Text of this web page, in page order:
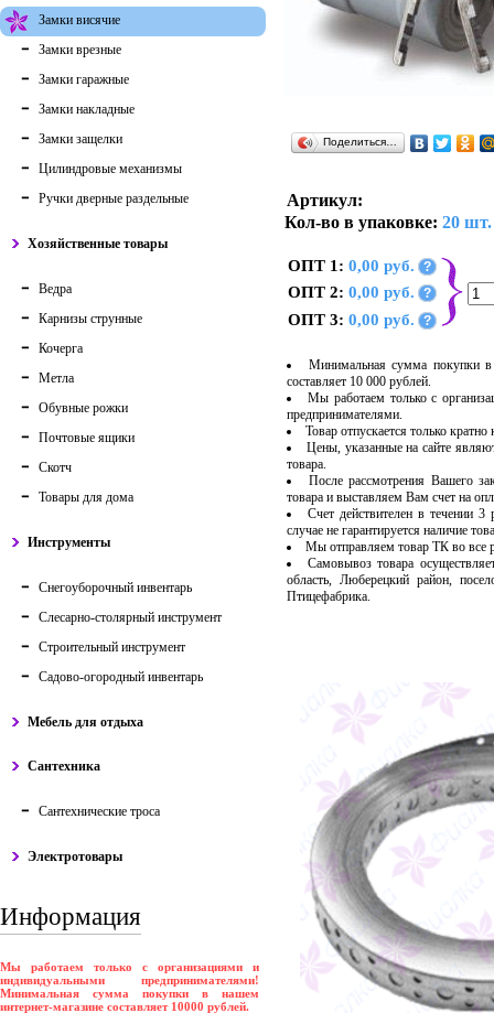
Замки висячие
Замки врезные
Замки гаражные
Замки накладные
Замки защелки
Цилиндровые механизмы
Ручки дверные раздельные
Хозяйственные товары
Ведра
Карнизы струнные
Кочерга
Метла
Обувные рожки
Почтовые ящики
Скотч
Товары для дома
Инструменты
Снегоуборочный инвентарь
Слесарно-столярный инструмент
Строительный инструмент
Садово-огородный инвентарь
Мебель для отдыха
Сантехника
Сантехнические троса
Электротовары
Информация
Мы работаем только с организациями и
индивидуальными предпринимателями!
Минимальная сумма покупки в нашем
интернет-магазине составляет 10000 рублей.
Поделиться…
Артикул:
Кол-во в упаковке: 20 шт.
ОПТ 1: 0,00 руб. ?
ОПТ 2: 0,00 руб. ?
ОПТ 3: 0,00 руб. ?
Минимальная сумма покупки в
составляет 10 000 рублей.
Мы работаем только с
предпринимателями.
Товар отпускается только
Цены, указанные на сайте
товара.
После рассмотрения Вашего
товара и выставляем Вам счет на
Счет действителен в течении
случае не гарантируется наличие
Мы отправляем товар ТК во
Самовывоз товара
область, Люберецкий район,
Птицефабрика.